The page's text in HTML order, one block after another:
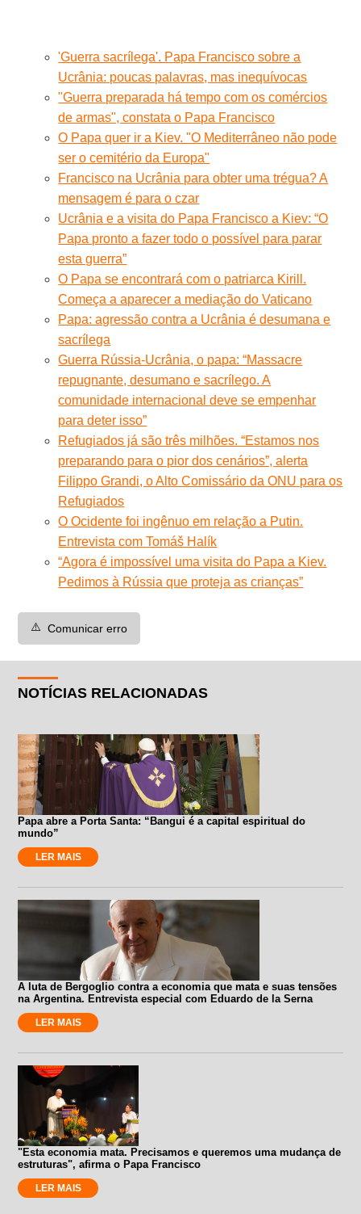
'Guerra sacrílega'. Papa Francisco sobre a
Ucrânia: poucas palavras, mas inequívocas
"Guerra preparada há tempo com os comércios
de armas", constata o Papa Francisco
O Papa quer ir a Kiev. "O Mediterrâneo não pode
ser o cemitério da Europa"
Francisco na Ucrânia para obter uma trégua? A
mensagem é para o czar
Ucrânia e a visita do Papa Francisco a Kiev: “O
Papa pronto a fazer todo o possível para parar
esta guerra”
O Papa se encontrará com o patriarca Kirill.
Começa a aparecer a mediação do Vaticano
Papa: agressão contra a Ucrânia é desumana e
sacrílega
Guerra Rússia-Ucrânia, o papa: “Massacre
repugnante, desumano e sacrílego. A
comunidade internacional deve se empenhar
para deter isso”
Refugiados já são três milhões. “Estamos nos
preparando para o pior dos cenários”, alerta
Filippo Grandi, o Alto Comissário da ONU para os
Refugiados
O Ocidente foi ingênuo em relação a Putin.
Entrevista com Tomáš Halík
“Agora é impossível uma visita do Papa a Kiev.
Pedimos à Rússia que proteja as crianças”
⚠️ Comunicar erro
NOTÍCIAS RELACIONADAS
Papa abre a Porta Santa: “Bangui é a capital espiritual do
mundo”
LER MAIS
A luta de Bergoglio contra a economia que mata e suas tensões
na Argentina. Entrevista especial com Eduardo de la Serna
LER MAIS
"Esta economia mata. Precisamos e queremos uma mudança de
estruturas", afirma o Papa Francisco
LER MAIS